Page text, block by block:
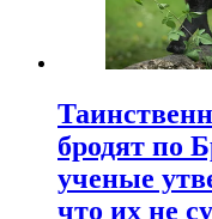
бродят по
ученые
что их не